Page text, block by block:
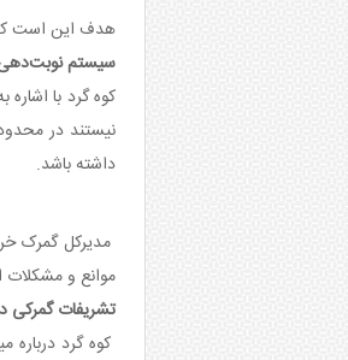
هدف این است که
سیستم
کوه گرد با
نیستند در
داشته باشد.
مدیرکل گمرک
موانع و مشکلات
تشریفات گمرکی
کوه گرد